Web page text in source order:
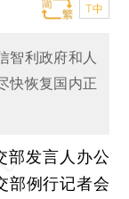
T中
智利政府和人
快恢复国内正
部发言人办公
部例行记者会